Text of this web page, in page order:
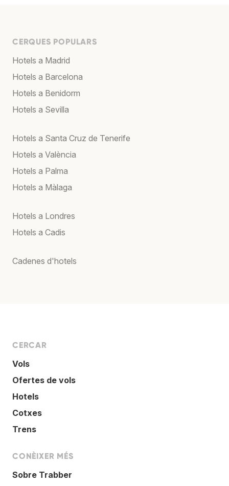
CERQUES POPULARS
Hotels a Madrid
Hotels a Barcelona
Hotels a Benidorm
Hotels a Sevilla
Hotels a Santa Cruz de Tenerife
Hotels a València
Hotels a Palma
Hotels a Màlaga
Hotels a Londres
Hotels a Cadis
Cadenes d'hotels
CERCAR
Vols
Ofertes de vols
Hotels
Cotxes
Trens
CONÈIXER MÉS
Sobre Trabber